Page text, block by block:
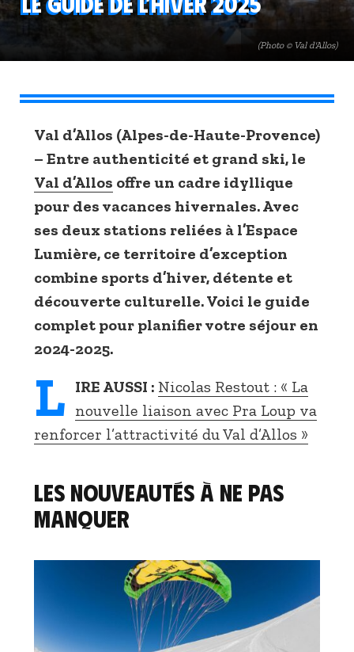
(Photo © Val d'Allos)
Val d’Allos (Alpes-de-Haute-Provence)
– Entre authenticité et grand ski, le
Val d’Allos offre un cadre idyllique
pour des vacances hivernales. Avec
ses deux stations reliées à l’Espace
Lumière, ce territoire d’exception
combine sports d’hiver, détente et
découverte culturelle. Voici le guide
complet pour planifier votre séjour en
2024-2025.
L IRE AUSSI : Nicolas Restout : « La
nouvelle liaison avec Pra Loup va
renforcer l’attractivité du Val d’Allos »
Les nouveautés à ne pas
manquer